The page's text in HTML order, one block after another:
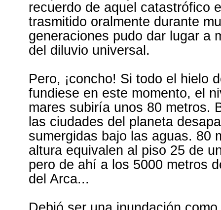
recuerdo de aquel catastrófico
trasmitido oralmente durante
generaciones pudo dar lugar a
del diluvio universal.
Pero, ¡concho! Si todo el hielo
fundiese en este momento, el
mares subiría unos 80 metros.
las ciudades del planeta
sumergidas bajo las aguas. 80
altura equivalen al piso 25 de
pero de ahí a los 5000 metros
del Arca...